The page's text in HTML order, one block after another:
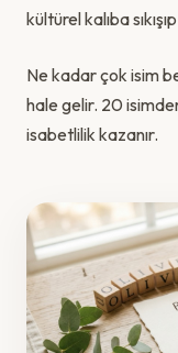
kültürel kalıba
Ne kadar çok isim
hale gelir. 20
isabetlilik kazanır.